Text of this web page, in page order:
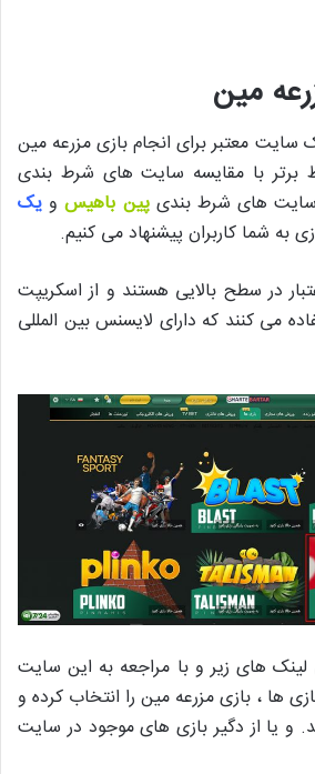
مین
سایت معتبر برای انجام بازی مزرعه مین
برتر با مقایسه سایت های شرط بندی
سایت های شرط بندیپین باهیسو یک
به شما کاربران پیشنهاد می کنیم.
در سطح بالایی هستند و از اسکریپت
می کنند که دارای لایسنس بین المللی
لینک های زیر و با مراجعه به این سایت
ها ، بازی مزرعه مین را انتخاب کرده و
و یا از دگیر بازی های موجود در سایت